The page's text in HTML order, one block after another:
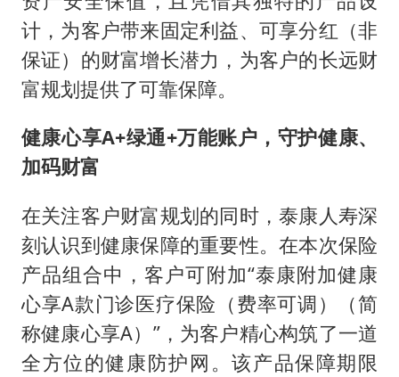
计，为客户带来固定利益、可享分红（非
保证）的财富增长潜力，为客户的长远财
富规划提供了可靠保障。
健康心享A+绿通+万能账户 ， 守护健康、
加码财富
在关注客户财富规划的同时，泰康人寿深
刻认识到健康保障的重要性。在本次保险
产品组合中，客户可附加“泰康附加健康
心享A款门诊医疗保险（费率可调）（简
称健康心享A）”，为客户精心构筑了一道
全方位的健康防护网。该产品保障期限